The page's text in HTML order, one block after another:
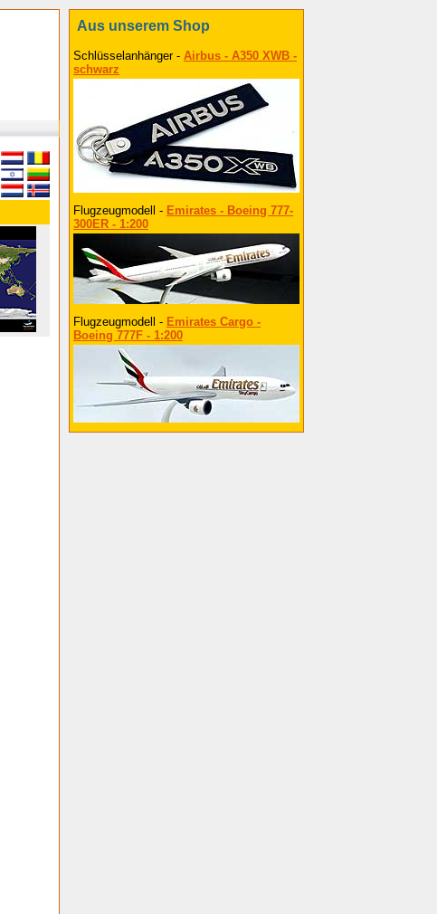
Aus unserem Shop
Schlüsselanhänger - Airbus - A350 XWB -
schwarz
Flugzeugmodell - Emirates - Boeing 777-
300ER - 1:200
Flugzeugmodell - Emirates Cargo -
Boeing 777F - 1:200